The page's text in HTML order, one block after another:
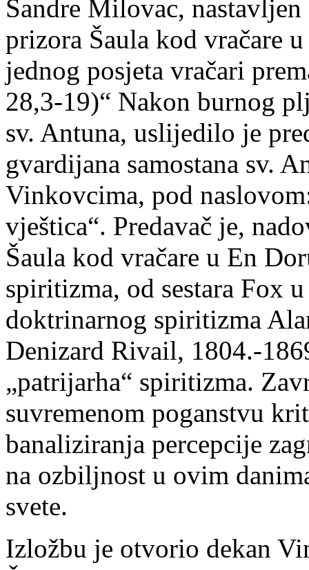
Sandre Milovac,
prizora Šaula kod vračare
jednog posjeta vračari
28,3-19)“ Nakon burnog
sv. Antuna, uslijedilo je
gvardijana samostana sv.
Vinkovcima, pod
vještica“. Predavač je,
Šaula kod vračare u En
spiritizma, od sestara Fox
doktrinarnog spiritizma
Denizard Rivail, 1804.-
„patrijarha“ spiritizma.
suvremenom poganstvu
banaliziranja percepcije
na ozbiljnost u ovim
svete.
Izložbu je otvorio dekan